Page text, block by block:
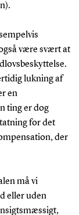
være svært at
lukning af
en
ting er dog
for det
der
må vi
eller uden